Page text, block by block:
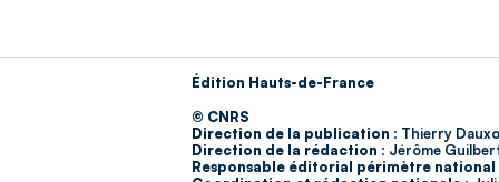
Édition Hauts-de-France
© CNRS
Direction de la publication : Thierry
Direction de la rédaction : Jérôme
Responsable éditorial périmètre national